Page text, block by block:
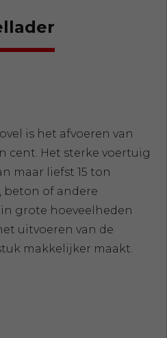
is het afvoeren van
cent. Het sterke voertuig
maar liefst 15 ton
beton of andere
grote hoeveelheden
uitvoeren van de
makkelijker maakt.